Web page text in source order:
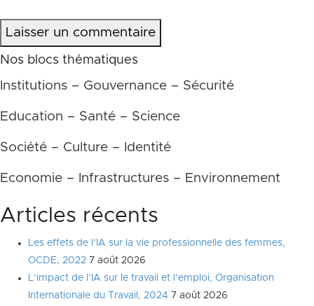
Laisser un commentaire
Nos blocs thématiques
Institutions – Gouvernance – Sécurité
Education – Santé – Science
Société – Culture – Identité
Economie – Infrastructures – Environnement
Articles récents
Les effets de l’IA sur la vie professionnelle des femmes,
OCDE, 2022 7 août 2026
L’impact de l’IA sur le travail et l’emploi, Organisation
Internationale du Travail, 2024 7 août 2026